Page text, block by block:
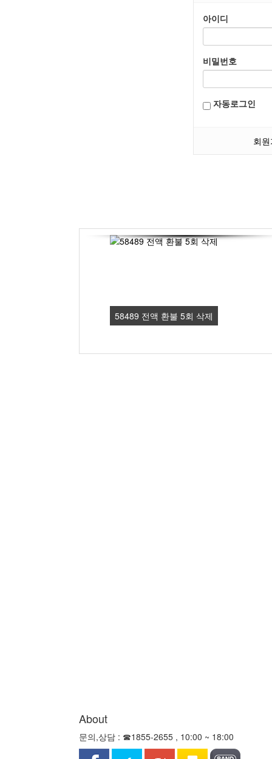
아이디
비밀번호
자동로그인
회
58489 전액 환불 5회 삭제
1
About
문의,상담 : ☎1855-2655 , 10:00 ~ 18:00